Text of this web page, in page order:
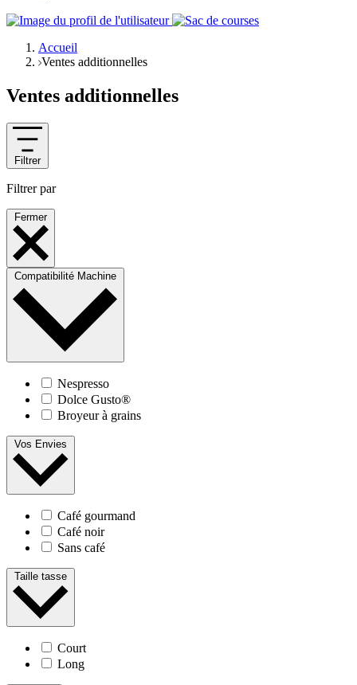
Accueil
Ventes additionnelles
Ventes additionnelles
Filtrer
Filtrer par
Fermer
Compatibilité Machine
Nespresso
Dolce Gusto®
Broyeur à grains
Vos Envies
Café gourmand
Café noir
Sans café
Taille tasse
Court
Long